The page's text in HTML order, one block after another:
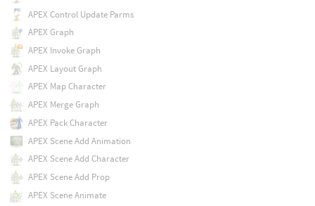
APEX Control Update Parms
APEX Graph
APEX Invoke Graph
APEX Layout Graph
APEX Map Character
APEX Merge Graph
APEX Pack Character
APEX Scene Add Animation
APEX Scene Add Character
APEX Scene Add Prop
APEX Scene Animate